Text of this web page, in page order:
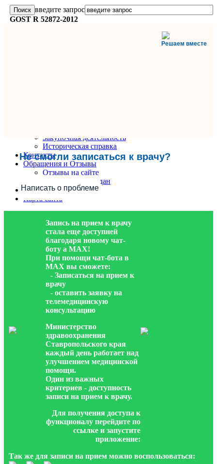
введите запрос
GOST R 52872-2012
Решаем вместе
Не смогли записаться к врачу?
Написать о проблеме
Закупочная деятельность
Историческая справка
Контакты
Обращения и Отзывы
Отзывы на сайте
Обращения граждан
Вопрос-Ответ
Карта сайта
Запись на прием к врачу
стала еще доступней
благодаря новому чат-
боту а МАХ!
При помощи чат-бота в
МАХ вы сможете:
- Записаться на прием к
врачу
- оставить заявку на
телемедицинскую
консультацию
Министерство
здравоохранения
Ставропольского края
каждый день работает над
улучшением медицинской
помощи.
Один из важных
критериев - доступность
записи на прием к врачу.
Для получения доступа к
функционалу перейдите по
ссылке и запустите
приложение:
Так же для записи на прием можно воспользоваться: